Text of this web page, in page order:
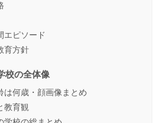
エピソード
育方針
校の全体像
は何歳・顔画像まとめ
教育観